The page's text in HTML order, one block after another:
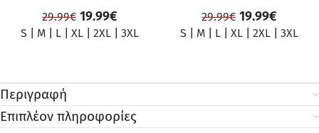
29.99€ 19.99€
S M L XL 2XL 3XL
29.99€ 19.99€
S M L XL 2XL 3XL
Περιγραφή
Επιπλέον πληροφορίες